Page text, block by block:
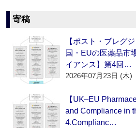
寄稿
【ポスト・ブレグ
国・EUの医薬品市
イアンス】第4回…
2026年07月23日 (木)
【UK–EU
and Compliance in
4.Complianc…